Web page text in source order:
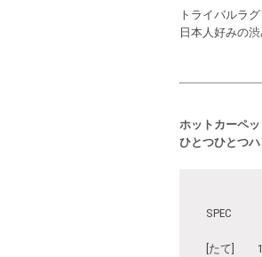
トライバルラ
日本人好みの
ホットカーペ
ひとつひとつ
SPEC
[たて]